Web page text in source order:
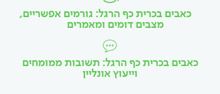
כאבים בכרית כף הרגל: גורמים אפשריים,
מצבים דומים ומאמרים
כאבים בכרית כף הרגל: תשובות ממומחים
וייעוץ אונליין